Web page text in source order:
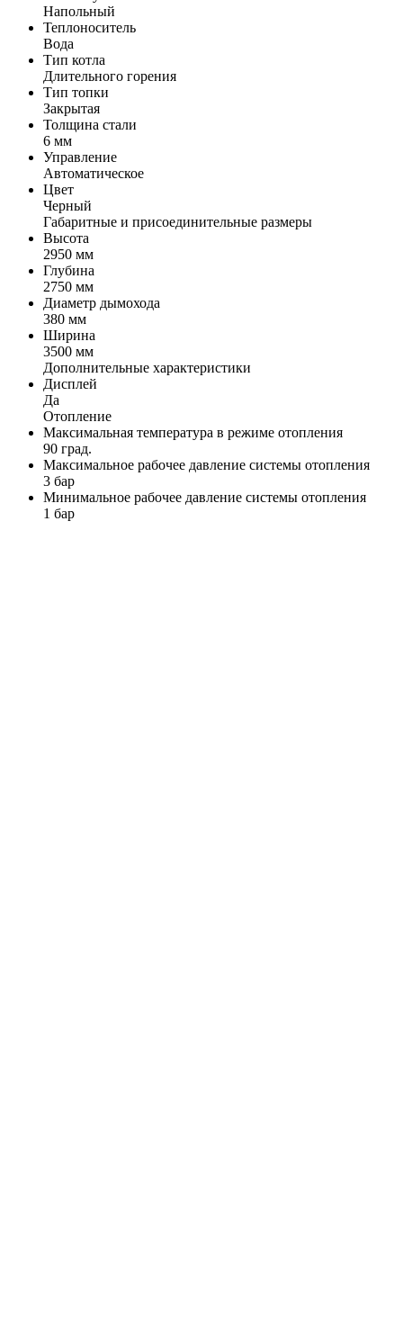
Напольный
Теплоноситель
Вода
Тип котла
Длительного горения
Тип топки
Закрытая
Толщина стали
6 мм
Управление
Автоматическое
Цвет
Черный
Габаритные и присоединительные размеры
Высота
2950 мм
Глубина
2750 мм
Диаметр дымохода
380 мм
Ширина
3500 мм
Дополнительные характеристики
Дисплей
Да
Отопление
Максимальная температура в режиме отопления
90 град.
Максимальное рабочее давление системы отопления
3 бар
Минимальное рабочее давление системы отопления
1 бар